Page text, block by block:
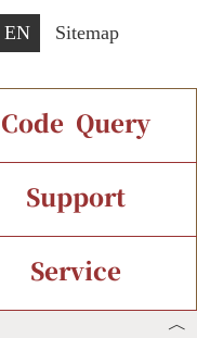
EN Sitemap
Status
Code Query
Support
Service
︿